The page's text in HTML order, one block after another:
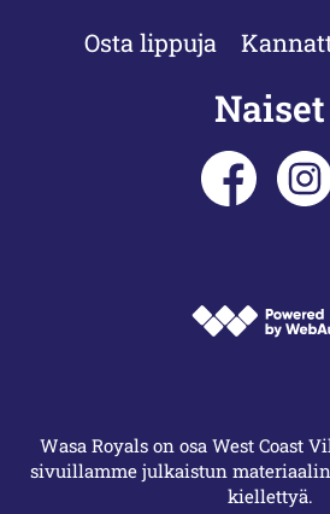
Osta lippuja
Naiset
Wasa Royals on osa West Coast
sivuillamme julkaistun
kiellettyä.